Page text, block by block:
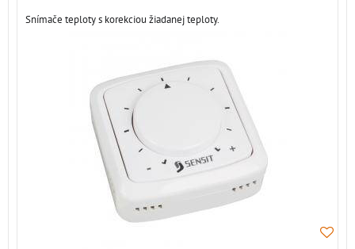
Snímače teploty s korekciou žiadanej teploty.